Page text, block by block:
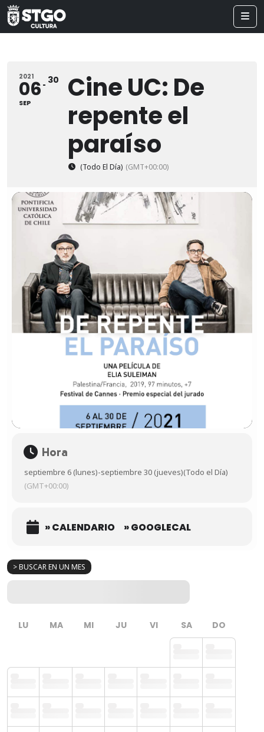
> BUSCAR EN UN MES
LU MA MI JU VI SA DO
2021
06
SEP
30
Cine UC: De
repente el
paraíso
(Todo El Día) (GMT+00:00)
Hora
septiembre 6 (lunes)-septiembre 30 (jueves)(Todo el Día)
(GMT+00:00)
» CALENDARIO » GOOGLECAL